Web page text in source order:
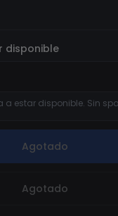
disponible
estar disponible. Sin
Agotado
Agotado